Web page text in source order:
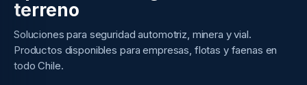
terreno
Soluciones para seguridad automotriz, minera y vial.
Productos disponibles para empresas, flotas y faenas en
todo Chile.